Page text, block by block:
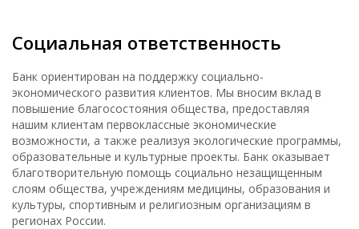
Социальная ответственность
Банк ориентирован на поддержку социально-
экономического развития клиентов. Мы вносим вклад в
повышение благосостояния общества, предоставляя
нашим клиентам первоклассные экономические
возможности, а также реализуя экологические программы,
образовательные и культурные проекты. Банк оказывает
благотворительную помощь социально незащищенным
слоям общества, учреждениям медицины, образования и
культуры, спортивным и религиозным организациям в
регионах России.